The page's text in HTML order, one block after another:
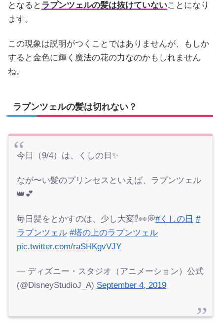
となると ラプンツェルの髪は抜けていないことになり
ます。
この現象は説明がつくことではありませんが、もしか
すると金色に輝く魔法の花の力なのかもしれません
ね。
ラプンツェルの髪は切れない？
今日（9/4）は、くしの日✨
なが〜い髪のプリンセスといえば、ラプンツェル
👑💕
毎日髪をとかすのは、少し大変⁉👀💭#くしの日 #
ラプンツェル #塔の上のラプンツェル
pic.twitter.com/raSHKgvVJY
— ディズニー・スタジオ（アニメーション）公式
(@DisneyStudioJ_A) September 4, 2019